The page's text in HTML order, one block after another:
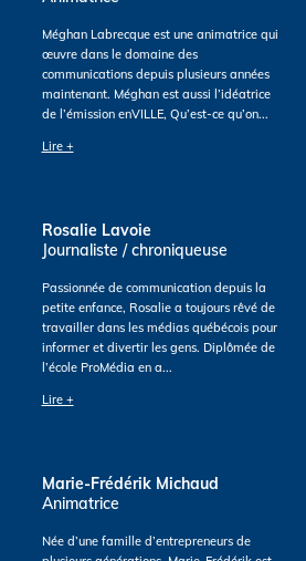
Méghan Labrecque est une animatrice qui
œuvre dans le domaine des
communications depuis plusieurs années
maintenant. Méghan est aussi l’idéatrice
de l’émission enVILLE, Qu’est-ce qu’on...
Lire +
Rosalie Lavoie
Journaliste / chroniqueuse
Passionnée de communication depuis la
petite enfance, Rosalie a toujours rêvé de
travailler dans les médias québécois pour
informer et divertir les gens. Diplômée de
l’école ProMédia en a...
Lire +
Marie-Frédérik Michaud
Animatrice
Née d’une famille d’entrepreneurs de